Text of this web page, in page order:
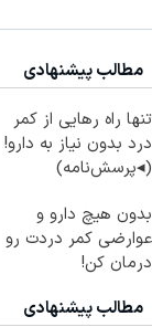
مطالب پیشنهادی
تنها راه رهایی از کمر
درد بدون نیاز به دارو!
(◂پرسش‌نامه)
بدون هیچ دارو و
عوارضی کمر دردت رو
درمان کن!
مطالب پیشنهادی